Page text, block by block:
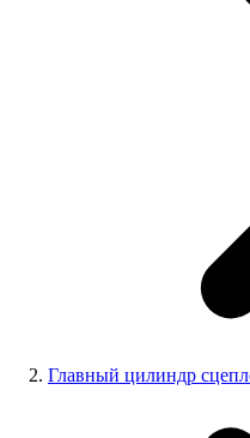
Главный цилиндр